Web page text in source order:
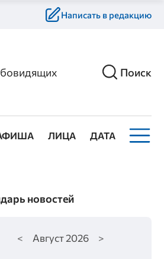
Написать в редакцию
Поиск
ЛИЦА ДАТА
новостей
< Август2026 >